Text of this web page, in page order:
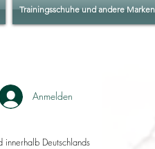
Anmelden
innerhalb Deutschlands
Trainingsschuhe und andere Marken